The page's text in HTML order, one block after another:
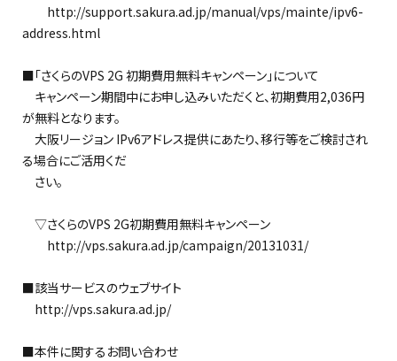
http://support.sakura.ad.jp/manual/vps/mainte/ipv6-
address.html
■「さくらのVPS 2G 初期費用無料キャンペーン」について
キャンペーン期間中にお申し込みいただくと、初期費用2,036円
が無料となります。
大阪リージョン IPv6アドレス提供にあたり、移行等をご検討され
る場合にご活用くだ
さい。
▽さくらのVPS 2G初期費用無料キャンペーン
http://vps.sakura.ad.jp/campaign/20131031/
■該当サービスのウェブサイト
http://vps.sakura.ad.jp/
■本件に関するお問い合わせ